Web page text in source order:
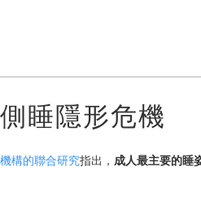
睡隱形危機
構的聯合研究指出， 成人最主要的睡